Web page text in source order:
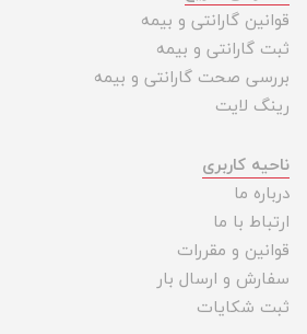
قوانین گارانتی و بیمه
ثبت گارانتی و بیمه
بررسی صحت گارانتی و بیمه
رینگ لایت
ناحیه کاربری
درباره ما
ارتباط با ما
قوانین و مقررات
سفارش و ارسال بار
ثبت شکایات